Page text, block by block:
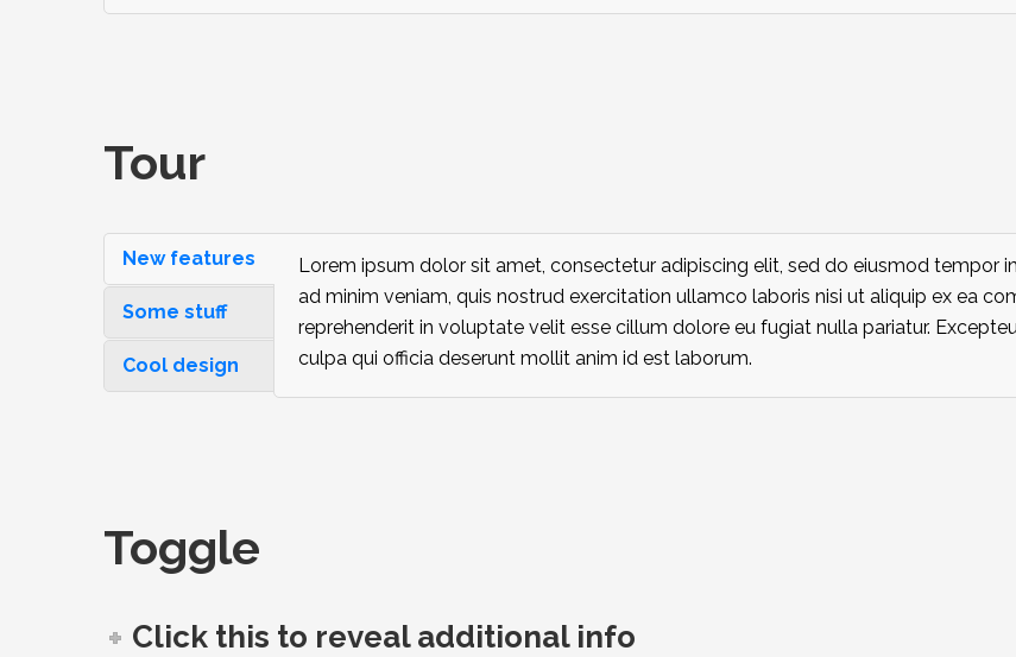
Tour
New features
Some stuff
Cool design
Lorem ipsum dolor sit amet, consectetur adipiscing elit, sed do eiusmod tempor
ad minim veniam, quis nostrud exercitation ullamco laboris nisi ut aliquip ex ea
reprehenderit in voluptate velit esse cillum dolore eu fugiat nulla pariatur.
culpa qui officia deserunt mollit anim id est laborum.
Toggle
Click this to reveal additional info